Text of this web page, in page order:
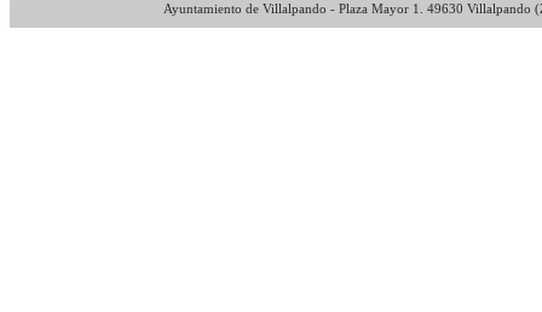
Ayuntamiento de Villalpando - Plaza Mayor 1. 49630